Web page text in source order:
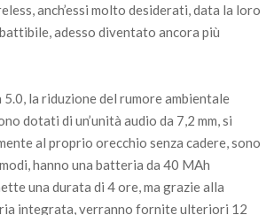
anch’essi molto desiderati, data la loro
adesso diventato ancora più
la riduzione del rumore ambientale
dotati di un’unità audio da 7,2 mm, si
al proprio orecchio senza cadere, sono
hanno una batteria da 40 MAh
una durata di 4 ore, ma grazie alla
integrata, verranno fornite ulteriori 12